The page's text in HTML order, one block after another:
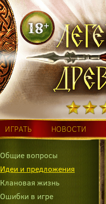
ИГРАТЬ НОВОСТИ
Общие вопросы
Идеи и предложения
Клановая жизнь
Ошибки в игре